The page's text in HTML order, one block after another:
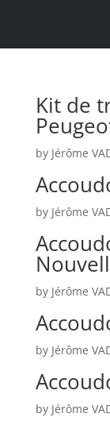
Kit de
by Jérôme
by Jérôme
by Jérôme
by Jérôme
by Jérôme